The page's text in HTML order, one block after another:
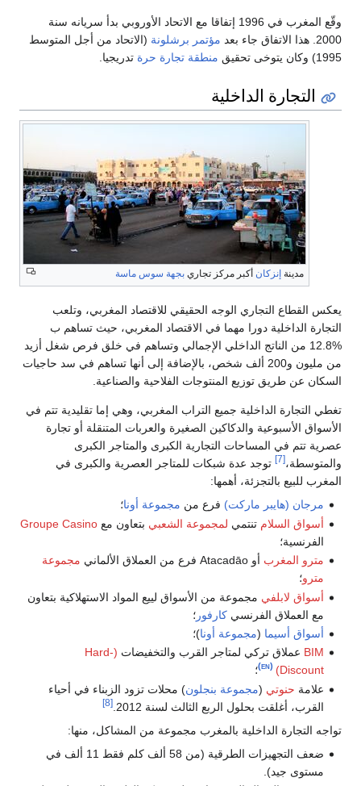
وقّع المغرب في 1996 إتفاقا مع الاتحاد الأوروبي بدأ سريانه سنة
2000. هذا الاتفاق جاء بعد
مؤتمر برشلونة (الاتحاد من أجل المتوسط
1995) وكان يتوخى تحقيق
منطقة تجارة حرة تدريجيا.
التجارة الداخلية
مدينة إنزكان أكبر مركز تجاري بجهة سوس ماسة
يعكس القطاع التجاري الوجه الحقيقي للاقتصاد المغربي، وتلعب
التجارة الداخلية دورا مهما في الاقتصاد المغربي، حيث تساهم ب
%12.8 من الناتج الداخلي الإجمالي وتساهم في خلق فرص شغل أزيد
من مليون و200 ألف شخص، بالإضافة إلى أنها تساهم في سد حاجيات
السكان عن طريق توزيع المنتوجات الفلاحية والصناعية.
تغطي التجارة الداخلية جميع التراب المغربي، وهي إما تقليدية تتم في
الأسواق الأسبوعية والدكاكين الصغيرة والعربات المتنقلة أو تجارة
عصرية تتم في المساحات التجارية الكبرى والمتاجر الكبرى
والمتوسطة،[7]
توجد عدة شبكات للمتاجر العصرية والكبرى في
المغرب للبيع بالتجزئة، أهمها:
مرجان (هايبر ماركت) فرع من مجموعة أونا؛
أسواق السلام تنتمي لمجموعة الشعبي بتعاون معGroupe Casino
الفرنسية؛
مترو المغرب أو Atacadāo فرع من العملاق الألماني
مجموعة
مترو؛
أسواق لابلفي مجموعة من الأسواق لييع المواد الاستهلاكية بتعاون
مع العملاق الفرنسيكارفور؛
أسواق أسيما (مجموعة أونا)؛
BIM عملاق تركي لمتاجر القرب والتخفيضات
(Hard-
Discount)
(en)
؛
علامة حنوتي (مجموعة بنجلون) محلات تزود الزبناء في أحياء
القرب، أغلقت بحلول الربع الثالث لسنة 2012.
[8]
تواجه التجارة الداخلية بالمغرب مجموعة من المشاكل، منها:
ضعف التجهيزات الطرقية (من 58 ألف كلم فقط 11 ألف في
مستوى جيد).